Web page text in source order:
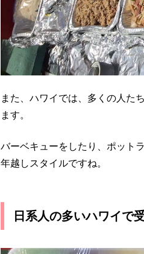
また、ハワイでは、多くの人た
ます。
バーベキューをしたり、ポット
年越しスタイルですね。
日系人の多いハワイで